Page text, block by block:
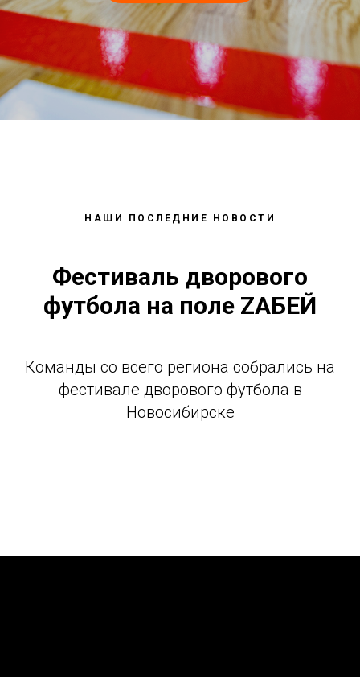
НАШИ ПОСЛЕДНИЕ НОВОСТИ
Фестиваль дворового
футбола на поле ZАБЕЙ
Команды со всего региона собрались на
фестивале дворового футбола в
Новосибирске